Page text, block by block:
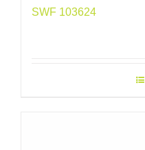
SWF 103624